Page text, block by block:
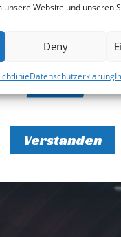
unsere Website und unseren
Deny
Datenschutzerklärung
Eure Fahrschule
Verstanden